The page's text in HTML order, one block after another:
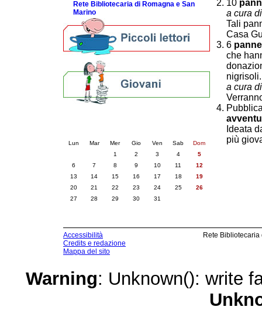
10
a cura
Tali
Casa
6
che
a cura
Ideata
più
Rete Bibliotecaria di Romagna e San
Marino
Lun Mar Mer Gio Ven Sab
Dom
1
2 3 4
5
6
7 8 9 10 11
12
13
14 15 16 17 18
19
20
21 22 23 24 25
26
27
28 29 30 31
Accessibilità
Credits e redazione
Mappa del sito
Rete
Warning: Unknown(): write